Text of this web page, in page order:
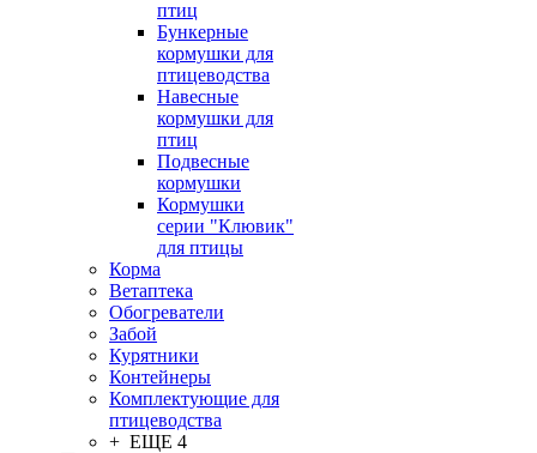
птиц
Бункерные
кормушки для
птицеводства
Навесные
кормушки для
птиц
Подвесные
кормушки
Кормушки
серии "Клювик"
для птицы
Корма
Ветаптека
Обогреватели
Забой
Курятники
Контейнеры
Комплектующие для
птицеводства
+ ЕЩЕ 4